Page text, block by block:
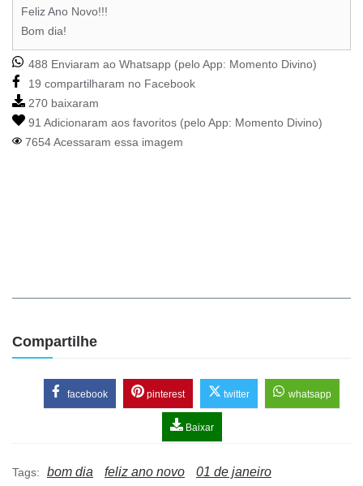
Feliz Ano Novo!!!
Bom dia!
488 Enviaram ao Whatsapp (pelo App: Momento Divino)
19 compartilharam no Facebook
270 baixaram
91 Adicionaram aos favoritos (pelo App: Momento Divino)
7654 Acessaram essa imagem
Compartilhe
facebook pinterest twitter whatsapp
Baixar
Tags: bom dia feliz ano novo
01 de janeiro